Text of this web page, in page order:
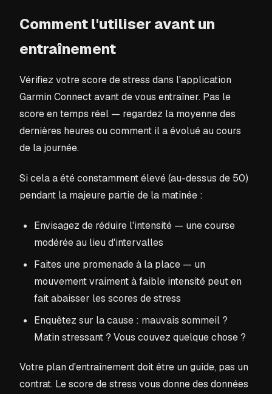
Comment l'utiliser avant un
entraînement
Vérifiez votre score de stress dans l'application
Garmin Connect avant de vous entraîner. Pas le
score en temps réel — regardez la moyenne des
dernières heures ou comment il a évolué au cours
de la journée.
Si cela a été constamment élevé (au-dessus de 50)
pendant la majeure partie de la matinée :
Envisagez de réduire l'intensité — une course
modérée au lieu d'intervalles
Faites une promenade à la place — un
mouvement vraiment à faible intensité peut en
fait abaisser les scores de stress
Enquêtez sur la cause : mauvais sommeil ?
Matin stressant ? Vous couvez quelque chose ?
Votre plan d'entraînement doit être un guide, pas un
contrat. Le score de stress vous donne des données